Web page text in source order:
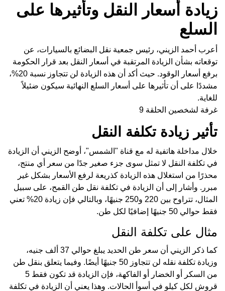
زيادة أسعار النقل وتأثيرها على
السلع
أعرب أحمد الزيني، رئيس جمعية نقل البضائع بالسيارات، عن
توقعاته بشأن الزيادة المرتقبة في أسعار النقل بعد قرار الحكومة
برفع أسعار الوقود. حيث أكد أن هذه الزيادة لن تتجاوز نسبة 20%،
مشددًا على أن تأثيرها على أسعار السلع النهائية سيكون ضئيلاً
للغاية.
غرفة لشخصين الحلقة 9
تأثير زيادة تكلفة النقل
خلال مداخلة هاتفية له مع قناة "الشمس"، أوضح الزيني أن الزيادة
في تكلفة النقل لا تمثل سوى جزء صغير جدًا من سعر أي منتج،
محذرًا من استغلال هذه الزيادة كذريعة لرفع الأسعار بشكل غير
مبرر. وأشار إلى أن الزيادة في تكلفة نقل طن القمح، على سبيل
المثال، تتراوح بين 220 و250 جنيهًا، وبالتالي فإن زيادة 20% تعني
فقط حوالي 50 جنيهًا إضافيًا لكل طن.
مثال على تكلفة النقل
كما ذكر الزيني أن سعر طن الحديد يبلغ حوالي 37 ألف جنيه،
وزيادة تكلفة نقله لن تتجاوز 50 جنيهًا أيضًا. وفيما يتعلق بنقل طن
من السكر أو الخضار أو الفاكهة، فإن الزيادة قد تكون فقط 5
قروش لكل كيلو في أسوأ الحالات. وهذا يعني أن الزيادة في تكلفة